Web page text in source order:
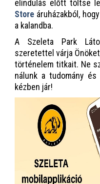
elindulás előtt töltse
Store áruházakból,
a kalandba.
A Szeleta Park
szeretettel várja
történelem titkait. Ne
nálunk a tudomány
kézben jár!